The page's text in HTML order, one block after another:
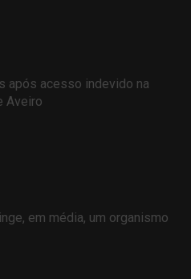
após acesso indevido na
Aveiro
em média, um organismo